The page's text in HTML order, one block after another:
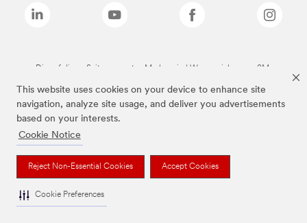
This website uses cookies on your device to enhance site
navigation, analyze site usage, and deliver you advertisements
based on your interests.
Cookie Notice
Reject Non-Essential Cookies Accept Cookies
Cookie Preferences
Die auf dieser Seite genannten Marken sind Warenzeichen von 3M.